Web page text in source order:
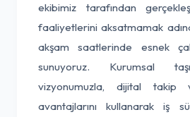
ekibimiz tarafından
faaliyetlerini aksatmamak
akşam saatlerinde esnek
sunuyoruz. Kurumsal
vizyonumuzla, dijital takip
avantajlarını kullanarak iş